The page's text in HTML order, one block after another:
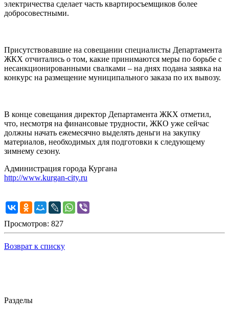
электричества сделает часть квартиросъемщиков более
добросовестными.
Присутствовавшие на совещании специалисты Департамента
ЖКХ отчитались о том, какие принимаются меры по борьбе с
несанкционированными свалками – на днях подана заявка на
конкурс на размещение муниципального заказа по их вывозу.
В конце совещания директор Департамента ЖКХ отметил,
что, несмотря на финансовые трудности, ЖКО уже сейчас
должны начать ежемесячно выделять деньги на закупку
материалов, необходимых для подготовки к следующему
зимнему сезону.
Администрация города Кургана
http://www.kurgan-city.ru
Просмотров: 827
Возврат к списку
Разделы